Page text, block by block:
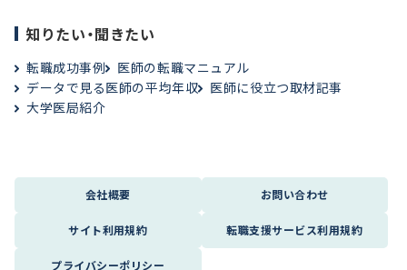
知りたい・聞きたい
転職成功事例
医師の転職マニュアル
データで見る医師の平均年収
医師に役立つ取材記事
大学医局紹介
会社概要 お問い合わせ
サイト利用規約 転職支援サービス利用規約
プライバシーポリシー